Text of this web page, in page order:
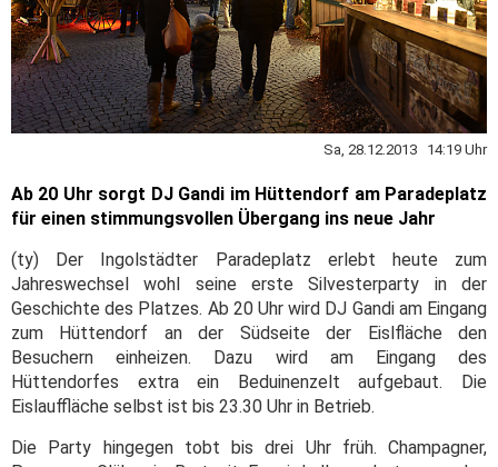
Sa, 28.12.2013 14:19 Uhr
Ab 20 Uhr sorgt DJ Gandi im Hüttendorf am Paradeplatz
für einen stimmungsvollen Übergang ins neue Jahr
(ty) Der Ingolstädter Paradeplatz erlebt heute zum
Jahreswechsel wohl seine erste Silvesterparty in der
Geschichte des Platzes. Ab 20 Uhr wird DJ Gandi am Eingang
zum Hüttendorf an der Südseite der Eislfläche den
Besuchern einheizen. Dazu wird am Eingang des
Hüttendorfes extra ein Beduinenzelt aufgebaut. Die
Eislauffläche selbst ist bis 23.30 Uhr in Betrieb.
Die Party hingegen tobt bis drei Uhr früh. Champagner,